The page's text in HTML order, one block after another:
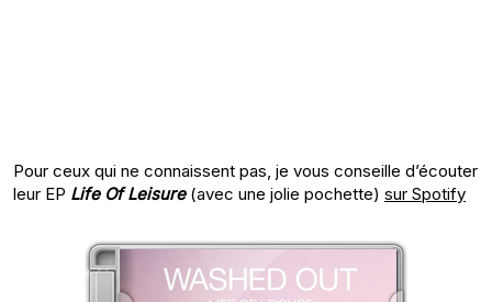
Pour ceux qui ne connaissent pas, je vous conseille d’écouter
leur EP Life Of Leisure (avec une jolie pochette) sur Spotify